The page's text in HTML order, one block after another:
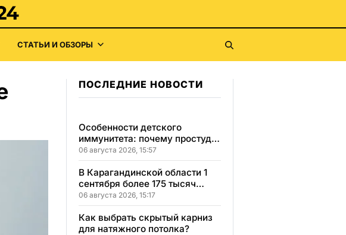
СТАТЬИ И ОБЗОРЫ
ПОСЛЕДНИЕ НОВОСТИ
Особенности детского
иммунитета: почему простуды
у детей протекают иначе и как
правильно им помогать
06 августа 2026, 15:57
В Карагандинской области 1
сентября более 175 тысяч
школьников начнут учебный
год
06 августа 2026, 15:17
Как выбрать скрытый карниз
для натяжного потолка?